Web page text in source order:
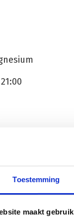
Toestemming
maakt
dat
uitdagend zijn
van
is
best past,